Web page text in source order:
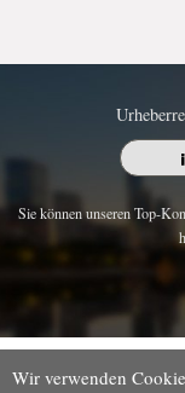
Sie können unseren Top-
Wir verwenden